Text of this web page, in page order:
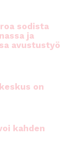
sodista
ja
avustustyö
on
kahden